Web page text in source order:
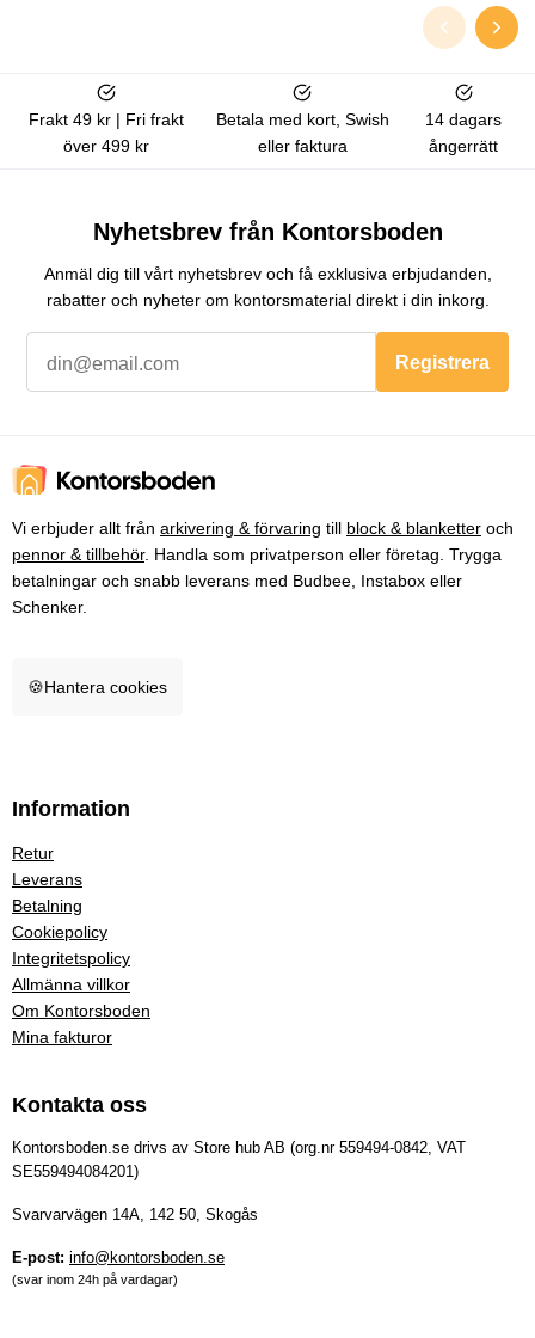
Frakt 49 kr | Fri frakt
över 499 kr
Betala med kort, Swish
eller faktura
14 dagars
ångerrätt
Nyhetsbrev från Kontorsboden
Anmäl dig till vårt nyhetsbrev och få exklusiva erbjudanden,
rabatter och nyheter om kontorsmaterial direkt i din inkorg.
Registrera
Vi erbjuder allt från arkivering & förvaring till block & blanketter och
pennor & tillbehör. Handla som privatperson eller företag. Trygga
betalningar och snabb leverans med Budbee, Instabox eller
Schenker.
🍪Hantera cookies
Information
Retur
Leverans
Betalning
Cookiepolicy
Integritetspolicy
Allmänna villkor
Om Kontorsboden
Mina fakturor
Kontakta oss
Kontorsboden.se drivs av Store hub AB (org.nr 559494-0842, VAT
SE559494084201)
Svarvarvägen 14A, 142 50, Skogås
E-post: info@kontorsboden.se
(svar inom 24h på vardagar)